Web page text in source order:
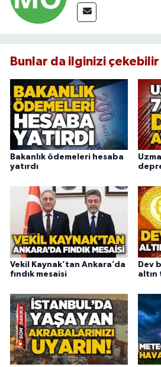
Bunlar da ilginizi çekebilir
Bakanlık ödemeleri hesaba
yatırdı
Vekil Kaynak’tan Ankara’da
fındık mesaisi
Dev
altın